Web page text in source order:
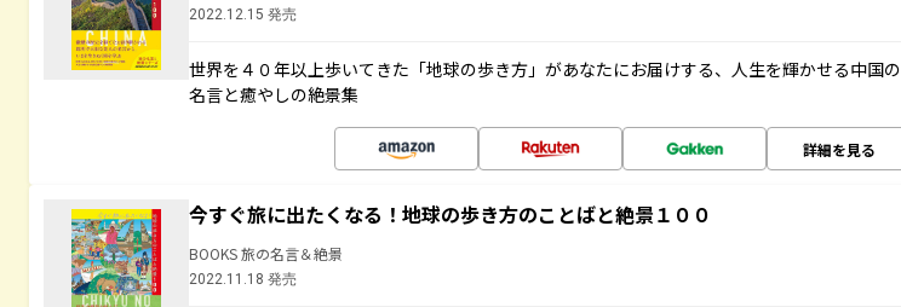
2022.12.15 発売
世界を４０年以上歩いてきた「地球の歩き方」があなたにお届けする、人生を輝かせる中国の
名言と癒やしの絶景集
詳細を見る
今すぐ旅に出たくなる！地球の歩き方のことばと絶景１００
BOOKS 旅の名言＆絶景
2022.11.18 発売